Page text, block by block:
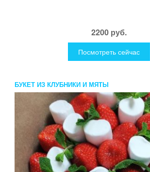
2200 руб.
Посмотреть сейчас
БУКЕТ ИЗ КЛУБНИКИ И МЯТЫ